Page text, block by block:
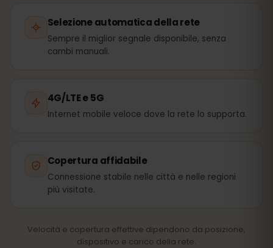
Selezione automatica della rete
Sempre il miglior segnale disponibile, senza
cambi manuali.
4G/LTE e 5G
Internet mobile veloce dove la rete lo supporta.
Copertura affidabile
Connessione stabile nelle città e nelle regioni
più visitate.
Velocità e copertura effettive dipendono da posizione,
dispositivo e carico della rete.